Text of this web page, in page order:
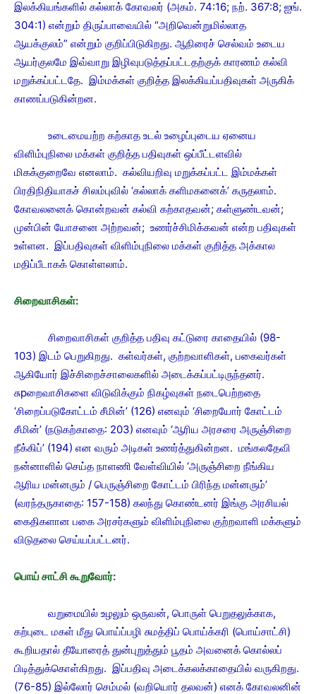
இலக்கியங்களில் கல்லாக் கோவலர் (அகம். 74:16; நற். 367:8; ஐங்.
304:1) என்றும் திருப்பாவையில் “அறிவென்றுமில்லாத
ஆயக்குலம்” என்றும் குறிப்பிடுகிறது. ஆநிரைச் செல்வம் உடைய
ஆயர்குலமே இவ்வாறு இழிவுபடுத்தப்பட்டதற்குக் காரணம் கல்வி
மறுக்கப்பட்டதே. இம்மக்கள் குறித்த இலக்கியப்பதிவுகள் அருகிக்
காணப்படுகின்றன.
உடைமையற்ற கற்காத உடல் உழைப்புடைய ஏனைய
விளிம்புநிலை மக்கள் குறித்த பதிவுகள் ஒப்பீட்டளவில்
மிகக்குறைவே எனலாம். கல்வியறிவு மறுக்கப்பட்ட இம்மக்கள்
பிரதிநிதியாகச் சிலம்புவில் ‘கல்லாக் களிமகனைக்’ கருதலாம்.
கோவலனைக் கொன்றவன் கல்வி கற்காதவன்; கள்ளுண்டவன்;
முன்பின் யோசனை அற்றவன்; உணர்ச்சிமிக்கவன் என்ற பதிவுகள்
உள்ளன. இப்பதிவுகள் விளிம்புநிலை மக்கள் குறித்த அக்கால
மதிப்பீடாகக் கொள்ளலாம்.
சிறைவாசிகள்:
சிறைவாசிகள் குறித்த பதிவு கட்டுரை காதையில் (98-
103) இடம் பெறுகிறது. கள்வர்கள், குற்றவாளிகள், பகைவர்கள்
ஆகியோர் இச்சிறைச்சாலைகளில் அடைக்கப்பட்டிருந்தனர்.
சுpறைவாசிகளை விடுவிக்கும் நிகழ்வுகள் நடைபெற்றதை
‘சிறைப்படுகோட்டம் சீமின்’ (126) எனவும் ‘சிறையோர் கோட்டம்
சீமின்’ (நடுகற்காதை: 203) எனவும் ‘ஆரிய அரசரை அருஞ்சிறை
நீக்கிப்’ (194) என வரும் அடிகள் உணர்த்துகின்றன. மங்கலதேவி
நன்னாளில் செய்த நாளணி வேள்வியில் ‘அருஞ்சிறை நீங்கிய
ஆரிய மன்னரும் / பெருஞ்சிறை கோட்டம் பிரிந்த மன்னரும்’
(வரந்தருகாதை: 157-158) கலந்து கொண்டனர் இங்கு அரசியல்
கைதிகளான பகை அரசர்களும் விளிம்புநிலை குற்றவாளி மக்களும்
விடுதலை செய்யப்பட்டனர்.
பொய் சாட்சி கூறுவோர்:
வறுமையில் உழலும் ஒருவன், பொருள் பெறுதலுக்காக,
கற்புடை மகள் மீது பொய்ப்பழி சுமத்திப் பொய்க்கரி (பொய்சாட்சி)
கூறியதால் தீயோரைத் துன்புறுத்தும் பூதம் அவனைக் கொல்லப்
பிடித்துக்கொள்கிறது. இப்பதிவு அடைக்கலக்காதையில் வருகிறது.
(76-85) இல்லோர் செம்மல் (வறியொர் தலவன்) எனக் கோவலனின்